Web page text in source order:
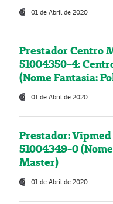
01 de Abril de 2020
Prestador Centro
51004350-4:
(Nome Fantasia:
01 de Abril de 2020
Prestador:
51004349-0
Master)
01 de Abril de 2020